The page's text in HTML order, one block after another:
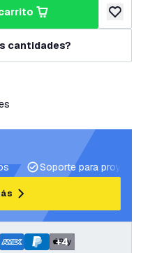
carrito
añadir
cantidades?
Soporte para
+4